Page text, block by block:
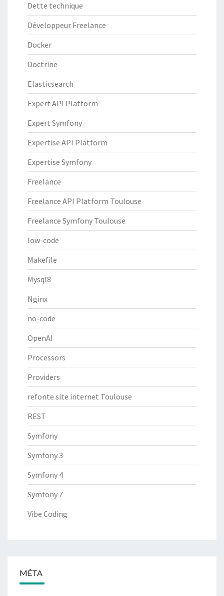
Dette technique
Développeur Freelance
Docker
Doctrine
Elasticsearch
Expert API Platform
Expert Symfony
Expertise API Platform
Expertise Symfony
Freelance
Freelance API Platform Toulouse
Freelance Symfony Toulouse
low-code
Makefile
Mysql8
Nginx
no-code
OpenAI
Processors
Providers
refonte site internet Toulouse
REST
Symfony
Symfony 3
Symfony 4
Symfony 7
Vibe Coding
MÉTA